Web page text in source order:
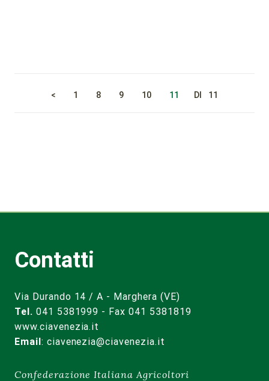
< 1 8 9 10 11 DI 11
Contatti
Via Durando 14 / A - Marghera (VE)
Tel. 041 5381999 - Fax 041 5381819
www.ciavenezia.it
Email: ciavenezia@ciavenezia.it
Confederazione Italiana Agricoltori